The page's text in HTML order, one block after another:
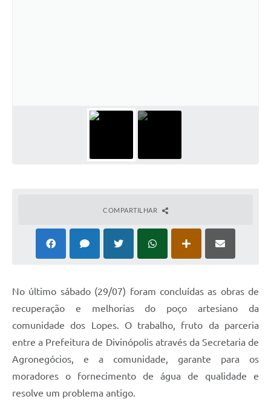
COMPARTILHAR
No último sábado (29/07) foram concluídas as obras de
recuperação e melhorias do poço artesiano da
comunidade dos Lopes. O trabalho, fruto da parceria
entre a Prefeitura de Divinópolis através da Secretaria de
Agronegócios, e a comunidade, garante para os
moradores o fornecimento de água de qualidade e
resolve um problema antigo.